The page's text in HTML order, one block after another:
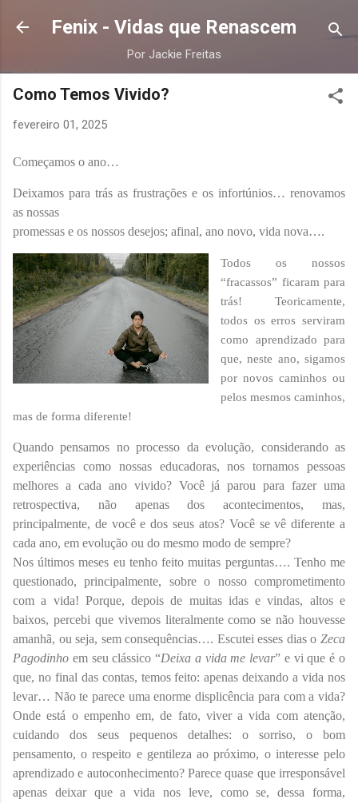
Pular para o conteúdo principal
Fenix - Vidas que Renascem
Por Jackie Freitas
Como Temos Vivido?
fevereiro 01, 2025
Começamos o ano…
Deixamos para trás as frustrações e os infortúnios… renovamos
as nossas
promessas e os nossos desejos; afinal, ano novo, vida nova….
Todos os nossos
“fracassos” ficaram para
trás! Teoricamente,
todos os erros serviram
como aprendizado para
que, neste ano, sigamos
por novos caminhos ou
pelos mesmos caminhos,
mas de forma diferente!
Quando pensamos no processo da evolução, considerando as
experiências como nossas educadoras, nos tornamos pessoas
melhores a cada ano vivido? Você já parou para fazer uma
retrospectiva, não apenas dos acontecimentos, mas,
principalmente, de você e dos seus atos? Você se vê diferente a
cada ano, em evolução ou do mesmo modo de sempre?
Nos últimos meses eu tenho feito muitas perguntas…. Tenho me
questionado, principalmente, sobre o nosso comprometimento
com a vida! Porque, depois de muitas idas e vindas, altos e
baixos, percebi que vivemos literalmente como se não houvesse
amanhã, ou seja, sem consequências…. Escutei esses dias o Zeca
Pagodinho em seu clássico “Deixa a vida me levar” e vi que é o
que, no final das contas, temos feito: apenas deixando a vida nos
levar… Não te parece uma enorme displicência para com a vida?
Onde está o empenho em, de fato, viver a vida com atenção,
cuidando dos seus pequenos detalhes: o sorriso, o bom
pensamento, o respeito e gentileza ao próximo, o interesse pelo
aprendizado e autoconhecimento? Parece quase que irresponsável
apenas deixar que a vida nos leve, como se, dessa forma,